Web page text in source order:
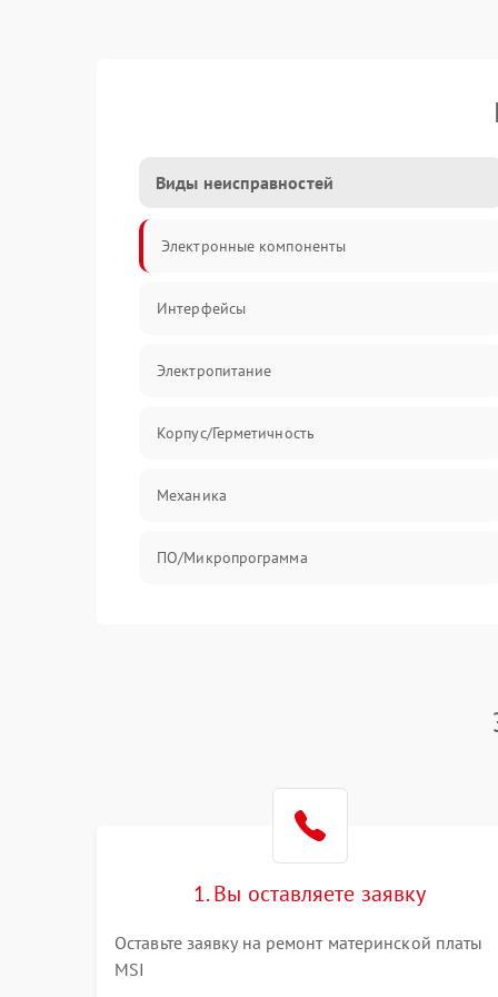
Виды неисправностей
Электронные компоненты
Интерфейсы
Электропитание
Корпус/Герметичность
Механика
ПО/Микропрограмма
1. Вы оставляете заявку
Оставьте заявку на ремонт материнской платы
MSI